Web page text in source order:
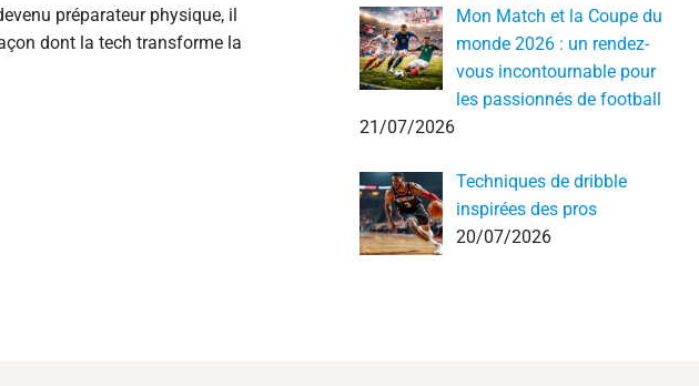
préparateur physique, il
dont la tech transforme la
Mon Match et la Coupe du
monde 2026 : un rendez-
vous incontournable pour
les passionnés de football
21/07/2026
Techniques de dribble
inspirées des pros
20/07/2026